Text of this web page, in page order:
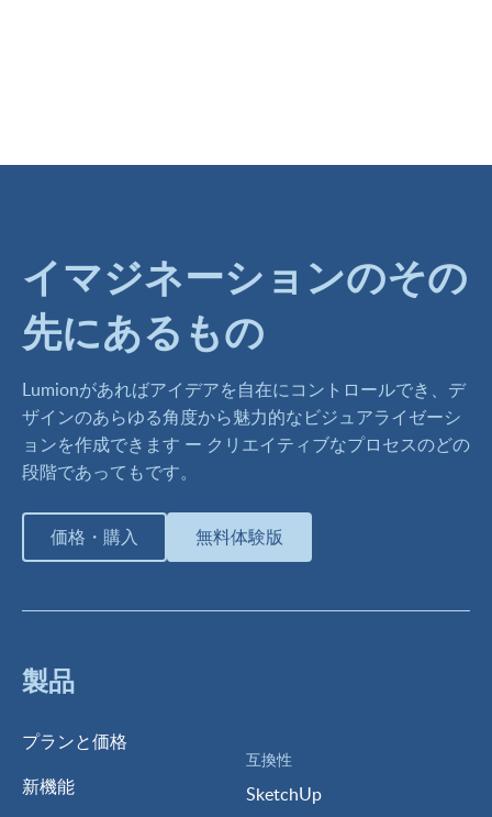
イマジネーションのその
先にあるもの
Lumionがあればアイデアを自在にコントロールでき、デ
ザインのあらゆる角度から魅力的なビジュアライゼーシ
ョンを作成できます ー クリエイティブなプロセスのどの
段階であってもです。
価格・購入 無料体験版
製品
プランと価格
新機能
互換性
SketchUp